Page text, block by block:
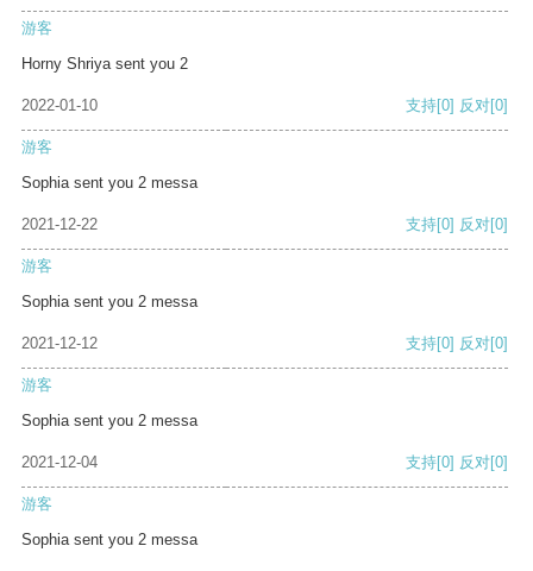
游客
Horny Shriya sent you 2
2022-01-10 支持[0] 反对[0]
游客
Sophia sent you 2 messa
2021-12-22 支持[0] 反对[0]
游客
Sophia sent you 2 messa
2021-12-12 支持[0] 反对[0]
游客
Sophia sent you 2 messa
2021-12-04 支持[0] 反对[0]
游客
Sophia sent you 2 messa